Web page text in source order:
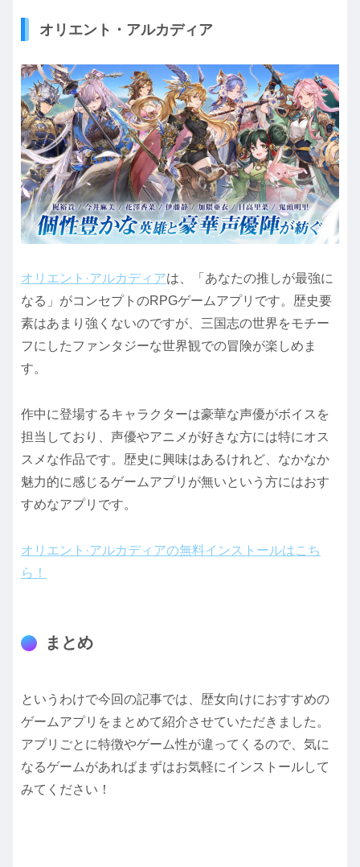
オリエント・アルカディア
オリエント·アルカディアは、「あなたの推しが最強に
なる」がコンセプトのRPGゲームアプリです。歴史要
素はあまり強くないのですが、三国志の世界をモチー
フにしたファンタジーな世界観での冒険が楽しめま
す。
作中に登場するキャラクターは豪華な声優がボイスを
担当しており、声優やアニメが好きな方には特にオス
スメな作品です。歴史に興味はあるけれど、なかなか
魅力的に感じるゲームアプリが無いという方にはおす
すめなアプリです。
オリエント·アルカディアの無料インストールはこち
ら！
まとめ
というわけで今回の記事では、歴女向けにおすすめの
ゲームアプリをまとめて紹介させていただきました。
アプリごとに特徴やゲーム性が違ってくるので、気に
なるゲームがあればまずはお気軽にインストールして
みてください！